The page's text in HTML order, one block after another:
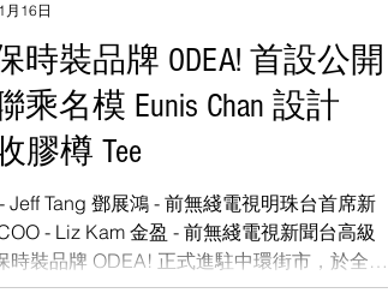
時裝品牌 ODEA! 首設公開
乘名模 Eunis Chan 設計
膠樽 Tee
Jeff Tang 鄧展鴻 - 前無綫電視明珠台首席新
- Liz Kam 金盈 - 前無綫電視新聞台高級
時裝品牌 ODEA! 正式進駐中環街市，於全亞
尚及⽣活設計館」 HAUSTAGE 設公開發售
月16日